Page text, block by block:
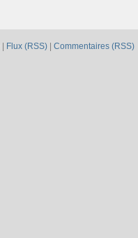
Flux (RSS) Commentaires (RSS)